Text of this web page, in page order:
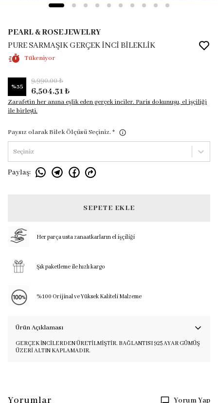
PEARL & ROSE JEWELRY
PURE SARMAŞIK GERÇEK İNCİ BİLEKLİK
Tükeniyor
%35
9,990.00 ₺
6,504.31 ₺
Zarafetin her anına eşlik eden gerçek inciler. Paris dokunuşu, el işçiliği
ile birleşti.
Paysız olarak Bilek Ölçüsü Seçiniz. *
Seçiniz
Paylaş:
SEPETE EKLE
Her parça usta zanaatkarların el işçiliği
Şık paketleme ile hızlı kargo
%100 Orijinal ve Yüksek Kaliteli Malzeme
Ürün Açıklaması
GERÇEK İNCİLERDEN ÜRETİLMİŞTİR. BAĞLANTISI 925 AYAR GÜMÜŞ
ÜZERİ ALTIN KAPLAMADIR.
Yorumlar Yorum Yap